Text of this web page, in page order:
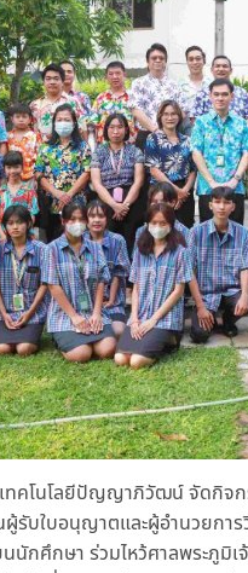
ทคโนโลยีปัญญาภิวัฒน์ จัดกิจ
รับใบอนุญาตและผู้อำนวยกา
กศึกษา ร่วมไหว้ศาลพระภูมิเ